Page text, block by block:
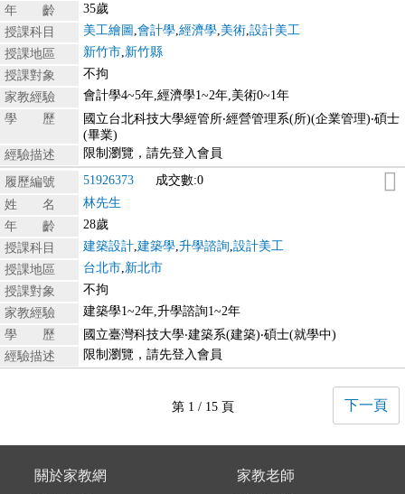
年 齡
35歲
授課科目
美工繪圖 會計學 經濟學 美術 設計美工
授課地區
新竹市 新竹縣
授課對象
不拘
家教經驗
會計學4~5年,經濟學1~2年,美術0~1年
學 歷
國立台北科技大學經管所‧經營管理系(所)(企業管理)‧碩士
(畢業)
經驗描述
限制瀏覽，請先登入會員
履歷編號 51926373
成交數:0
姓 名
林先生
年 齡
28歲
授課科目
建築設計 建築學 升學諮詢 設計美工
授課地區
台北市 新北市
授課對象
不拘
家教經驗
建築學1~2年,升學諮詢1~2年
學 歷
國立臺灣科技大學‧建築系(建築)‧碩士(就學中)
經驗描述
限制瀏覽，請先登入會員
第 1 / 15 頁 下一頁
關於家教網
家教老師